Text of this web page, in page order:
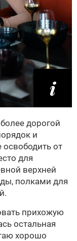
дорогой
и
от
для
верхней
полками для
прихожую
остальная
хорошо